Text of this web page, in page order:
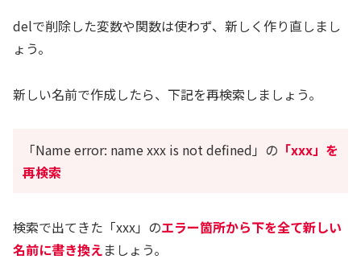
delで削除した変数や関数は使わず、新しく作り直しまし
ょう。
新しい名前で作成したら、下記を再検索しましょう。
「Name error: name xxx is not defined」の 「xxx」を
再検索
検索で出てきた「xxx」のエラー箇所から下を全て新しい
名前に書き換えましょう。